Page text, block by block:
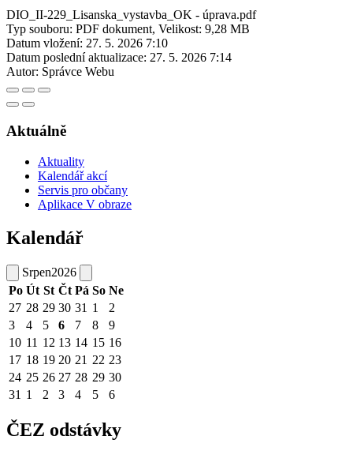
DIO_II-229_Lisanska_vystavba_OK - úprava.pdf
Typ souboru: PDF dokument, Velikost: 9,28 MB
Datum vložení: 27. 5. 2026 7:10
Datum poslední aktualizace: 27. 5. 2026 7:14
Autor: Správce Webu
Aktuálně
Aktuality
Kalendář akcí
Servis pro občany
Aplikace V obraze
Kalendář
Srpen2026
Po Út St Čt Pá So Ne
27 28 29 30 31 1
2
3
4 5 6 7 8
9
10 11 12 13 14 15 16
17 18 19 20 21 22 23
24 25 26 27 28 29 30
31 1 2 3 4 5 6
ČEZ odstávky